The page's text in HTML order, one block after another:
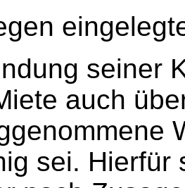
seiner
auch
sei. Hierfür